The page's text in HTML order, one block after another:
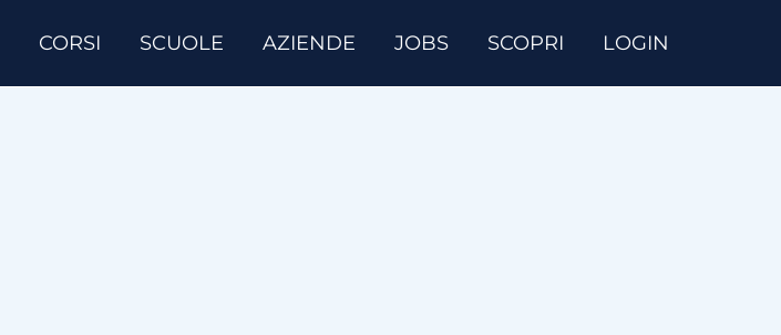
CORSI SCUOLE AZIENDE JOBS SCOPRI LOGIN